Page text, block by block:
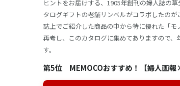
ヒントをお届けする、1905年創刊の婦人誌の
タログギフトの老舗リンベルがコラボしたの
誌上でご紹介した商品の中から特に優れた「
再考し、このカタログに集めてありますので
す。
第5位 MEMOCOおすすめ！【婦人画